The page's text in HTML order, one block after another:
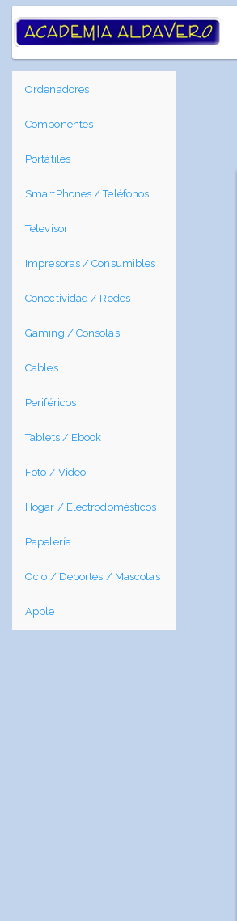
Ordenadores
Componentes
Portátiles
SmartPhones / Teléfonos
Televisor
Impresoras / Consumibles
Conectividad / Redes
Gaming / Consolas
Cables
Periféricos
Tablets / Ebook
Foto / Video
Hogar / Electrodomésticos
Papelería
Ocio / Deportes / Mascotas
Apple